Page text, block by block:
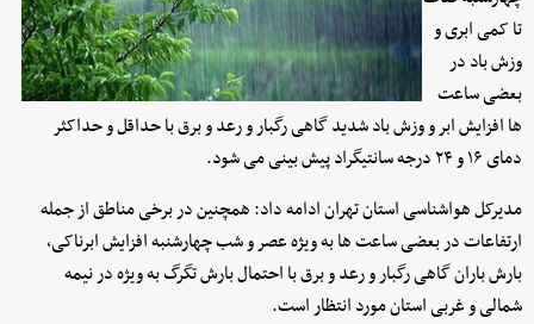
تا کمی ابری و
وزش باد در
بعضی ساعت‌
ها افزایش ابر و وزش باد شدید گاهی رگبار و رعد و برق با حداقل و حداکثر
دمای ۱۶ و ۲۴ درجه سانتیگراد پیش‌ بینی می‌ شود.
مدیرکل هواشناسی استان تهران ادامه داد: همچنین در برخی مناطق از جمله
ارتفاعات در بعضی ساعت‌ ها به‌ ویژه عصر و شب چهارشنبه افزایش ابرناکی،
بارش باران گاهی رگبار و رعد و برق با احتمال بارش تگرگ به ویژه در نیمه
شمالی و غربی استان مورد انتظار است.